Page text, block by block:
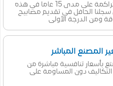
الثقة في خبرتنا المتراكمة على مدى 15 عاما في هذه
الحافل في تقديم مصابيح
المصنع المباشر
بأسعار تنافسية مباشرة من
دون المساومة على